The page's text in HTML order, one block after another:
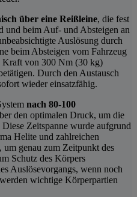
über eine Reißleine, die fest
und beim Auf- und Absteigen an
Auslösung durch
beim Absteigen vom Fahrzeug
Kraft von 300 Nm (30 kg)
Durch den Austausch
wieder einsatzfähig.
nach 80-100
den optimalen Druck, um die
Zeitspanne wurde aufgrund
Helite und zahlreichen
um genau zum Zeitpunkt des
Schutz des Körpers
Auslösevorgangs, wenn noch
wichtige Körperpartien